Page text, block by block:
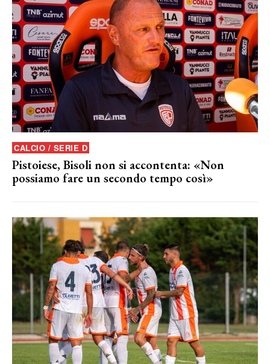
CALCIO / SERIE D
Pistoiese, Bisoli non si accontenta: «Non
possiamo fare un secondo tempo così»